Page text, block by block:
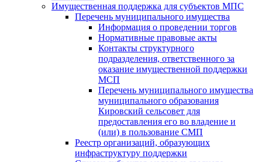
Имущественная поддержка для субъектов МПС
Перечень муниципального имущества
Информация о проведении торгов
Нормативные правовые акты
Контакты структурного
подразделения, ответственного за
оказание имущественной поддержки
МСП
Перечень муниципального имущества
муниципального образования
Кировский сельсовет для
предоставления его во владение и
(или) в пользование СМП
Реестр организаций, образующих
инфраструктуру поддержки